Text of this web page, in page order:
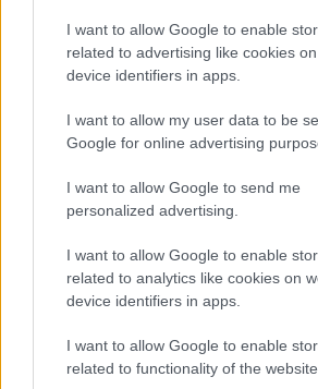
I want to allow Google to enable
related to advertising like cookies
device identifiers in apps.
I want to allow my user data to be
Google for online advertising
I want to allow Google to send me
personalized advertising.
I want to allow Google to enable
related to analytics like cookies on
device identifiers in apps.
I want to allow Google to enable
related to functionality of the
legfrissebb információkkal és exkluzív
postaládájába érkezik!
A SZOL24 legfrissebb 24 cikke
Szolnokon egy kulcsfontosságú
lezárnak a napokban, a közlekedés az
mértékben lebénul
Elromlott a biztosítóberendezés a